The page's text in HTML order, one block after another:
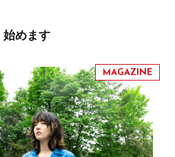
始めます